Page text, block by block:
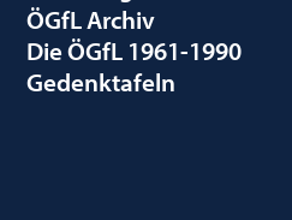
ÖGfL Archiv
Die ÖGfL 1961-1990
Gedenktafeln